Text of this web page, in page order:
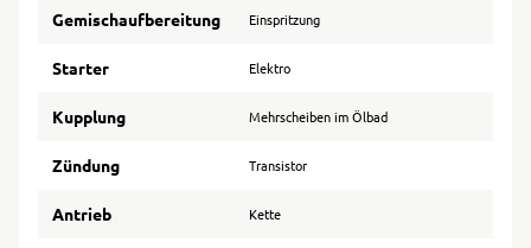
Gemischaufbereitung Einspritzung
Starter Elektro
Kupplung Mehrscheiben im Ölbad
Zündung Transistor
Antrieb Kette